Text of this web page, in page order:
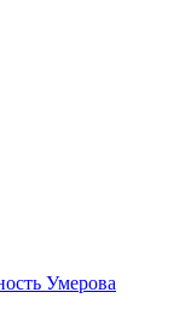
Умерова